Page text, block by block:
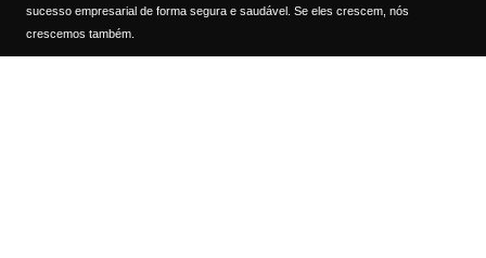
sucesso empresarial de forma segura e saudável. Se eles crescem, nós
crescemos também.